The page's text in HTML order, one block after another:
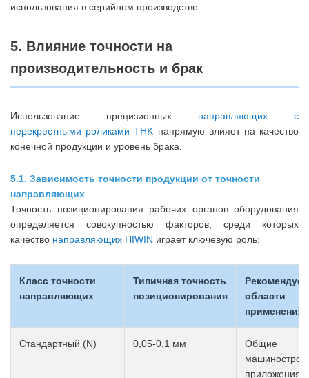
использования в серийном производстве.
5. Влияние точности на
производительность и брак
Использование прецизионных направляющих с
перекрестными роликами THK напрямую влияет на качество
конечной продукции и уровень брака.
5.1. Зависимость точности продукции от точности
направляющих
Точность позиционирования рабочих органов оборудования
определяется совокупностью факторов, среди которых
качество направляющих HIWIN играет ключевую роль:
Класс точности
направляющих
Типичная точность
позиционирования
области
применения
Стандартный (N) 0,05-0,1 мм
Общие
приложения